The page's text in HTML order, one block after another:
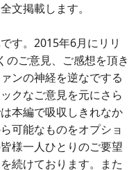
文掲載します。
す。2015年6月にリリ
のご意見、ご感想を頂き
ンの神経を逆なでする
クなご意見を元にさら
本編で吸収しきれなか
可能なものをオプショ
様一人ひとりのご要望
続けております。また